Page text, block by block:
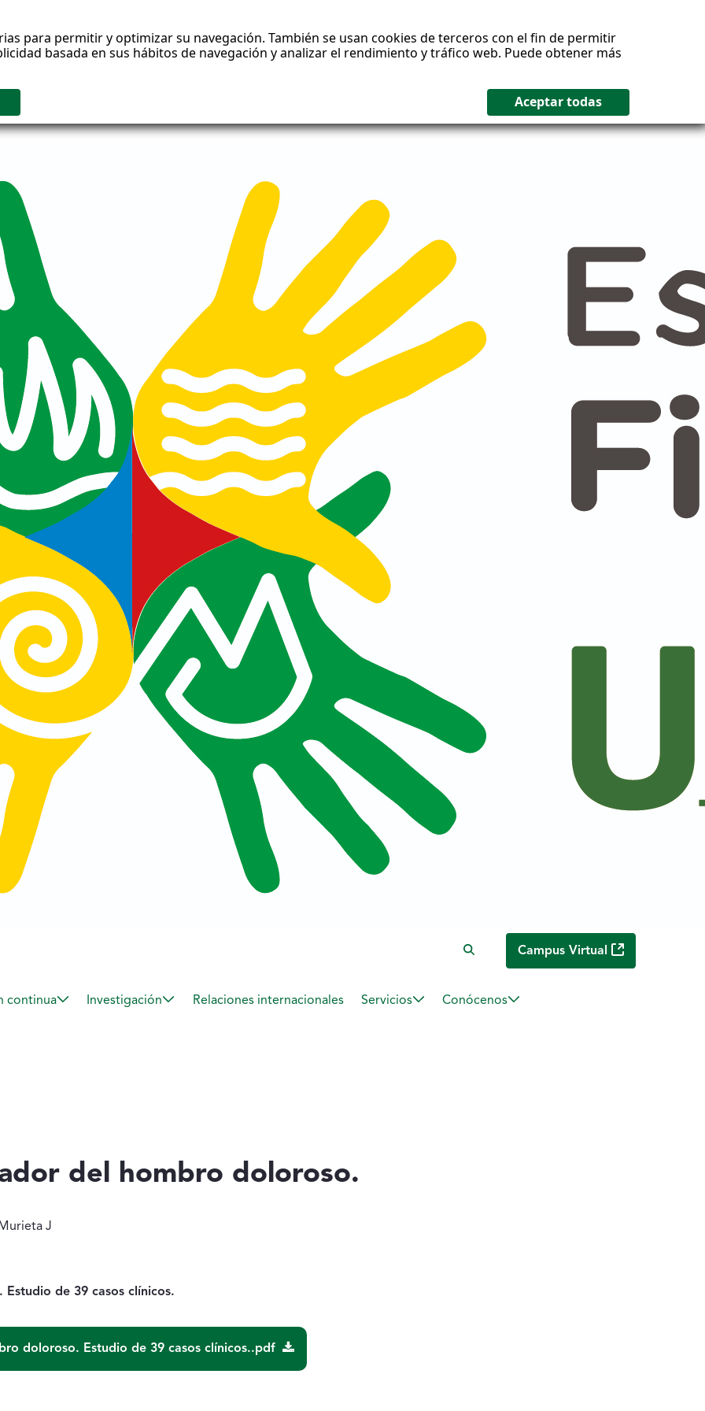
para permitir y optimizar su navegación. También se usan cookies de terceros con el fin de permitir
basada en sus hábitos de navegación y analizar el rendimiento y tráfico web. Puede obtener más
Campus Virtual
continua Investigación Relaciones internacionales Servicios Conócenos
del hombro doloroso.
de Murieta J
J
de 39 casos clínicos.
doloroso. Estudio de 39 casos clínicos..pdf